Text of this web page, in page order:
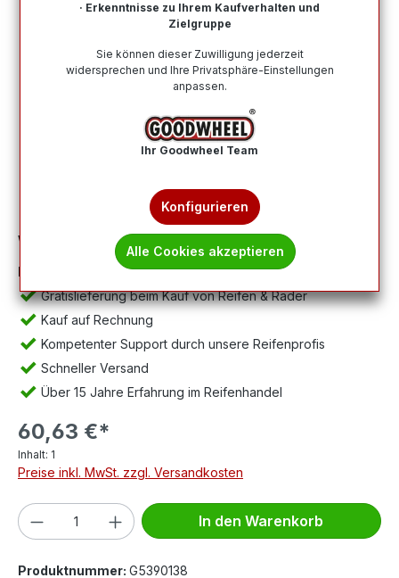
Bildergalerie überspringen
Wichtig: Abbildung kann abweichen, Lieferung ohne Felge.
Ihre Vorteile:
Gratislieferung beim Kauf von Reifen & Räder
Kauf auf Rechnung
Kompetenter Support durch unsere Reifenprofis
Schneller Versand
Über 15 Jahre Erfahrung im Reifenhandel
60,63 €*
Inhalt: 1
Preise inkl. MwSt. zzgl. Versandkosten
Produkt Anzahl: Gib den gewünschten
In den Warenkorb
Produktnummer: G5390138
· Erkenntnisse zu Ihrem Kaufverhalten und
Zielgruppe
Sie können dieser Zuwilligung jederzeit
widersprechen und Ihre Privatsphäre-Einstellungen
anpassen.
Ihr Goodwheel Team
Konfigurieren
Alle Cookies akzeptieren